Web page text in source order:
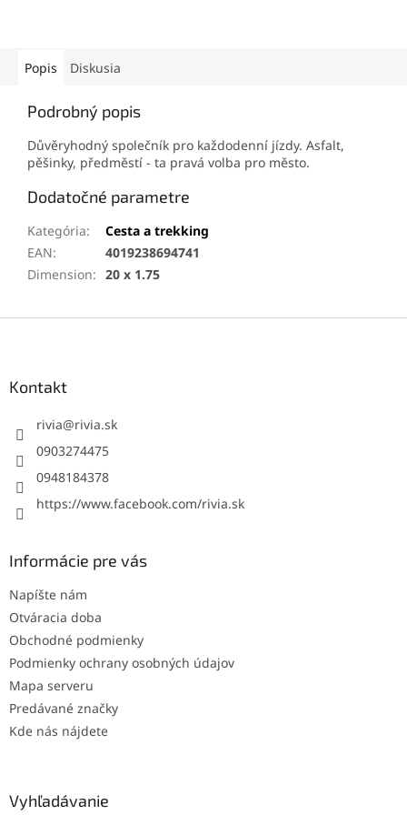
Popis Diskusia
Podrobný popis
Důvěryhodný společník pro každodenní jízdy. Asfalt,
pěšinky, předměstí - ta pravá volba pro město.
Dodatočné parametre
Kategória:
Cesta a trekking
EAN:
4019238694741
Dimension: 20 x 1.75
Kontakt
rivia@rivia.sk
0903274475
0948184378
https://www.facebook.com/rivia.sk
Informácie pre vás
Napíšte nám
Otváracia doba
Obchodné podmienky
Podmienky ochrany osobných údajov
Mapa serveru
Predávané značky
Kde nás nájdete
Vyhľadávanie